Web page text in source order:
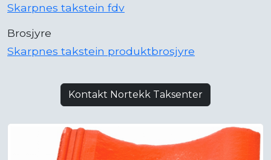
Skarpnes takstein fdv
Brosjyre
Skarpnes takstein produktbrosjyre
Kontakt Nortekk Taksenter